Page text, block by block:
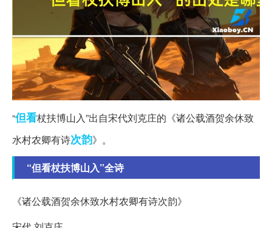
“但看杖扶博山入”出自宋代刘克庄的《诸公载酒贺余休致
水村农卿有诗次韵》。
“但看杖扶博山入”全诗
《诸公载酒贺余休致水村农卿有诗次韵》